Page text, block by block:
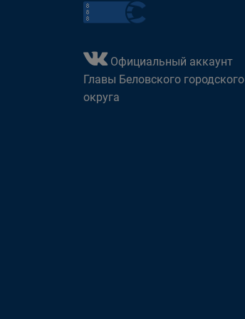
Официальный аккаунт
Главы Беловского городского
округа